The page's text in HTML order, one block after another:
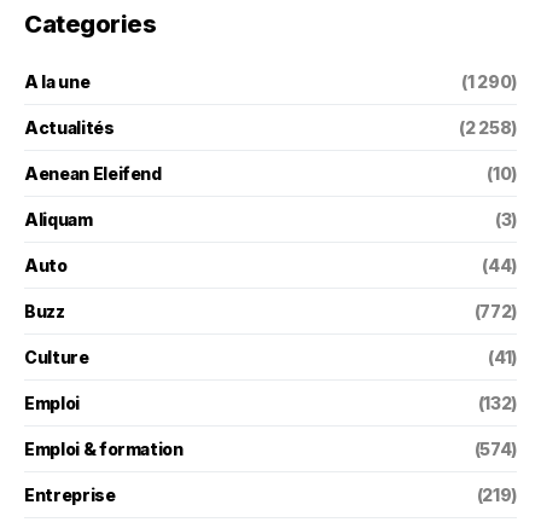
Categories
A la une (1 290)
Actualités (2 258)
Aenean Eleifend (10)
Aliquam (3)
Auto (44)
Buzz (772)
Culture (41)
Emploi (132)
Emploi & formation (574)
Entreprise (219)